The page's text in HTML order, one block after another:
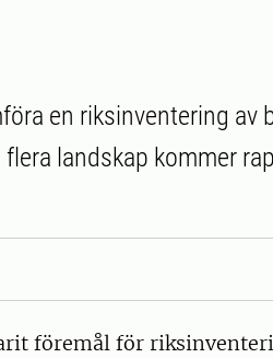
en riksinventering av
landskap kommer
föremål för